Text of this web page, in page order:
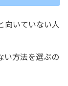
向いていない人
い方法を選ぶの